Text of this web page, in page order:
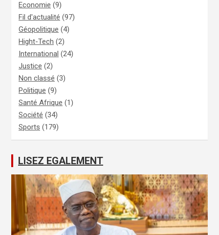
Economie (9)
Fil d'actualité (97)
Géopolitique (4)
Hight-Tech (2)
International (24)
Justice (2)
Non classé (3)
Politique (9)
Santé Afrique (1)
Société (34)
Sports (179)
LISEZ EGALEMENT